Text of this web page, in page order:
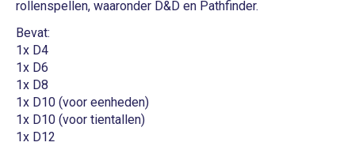
rollenspellen, waaronder D&D en Pathfinder.
Bevat:
1x D4
1x D6
1x D8
1x D10 (voor eenheden)
1x D10 (voor tientallen)
1x D12